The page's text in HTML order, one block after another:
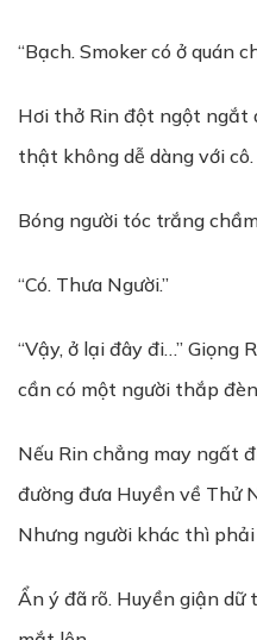
“Bạch. Smoker có ở quán
Hơi thở Rin đột ngột ngắt
thật không dễ dàng với cô.
Bóng người tóc trắng
“Có. Thưa Người.”
“Vậy, ở lại đây đi…” Giọng
cần có một người thắp
Nếu Rin chẳng may ngất
đường đưa Huyền về Thử
Nhưng người khác thì phải
Ẩn ý đã rõ. Huyền giận dữ